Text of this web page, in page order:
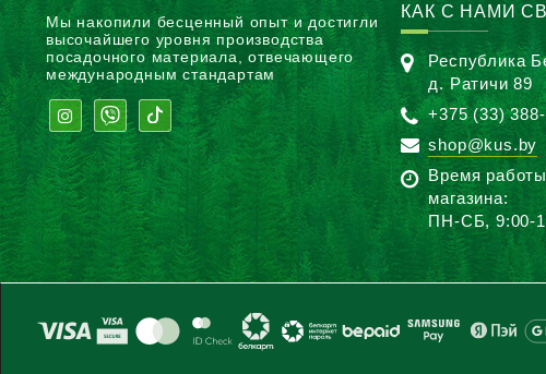
Мы накопили бесценный опыт и достигли
высочайшего уровня производства
посадочного материала, отвечающего
международным стандартам
КАК С НАМИ
Республика
д. Ратичи 89
+375 (33)
shop@kus.by
Время
магазина:
ПН-CБ, 9:00-